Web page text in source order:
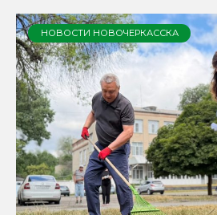
НОВОСТИ НОВОЧЕРКАССКА